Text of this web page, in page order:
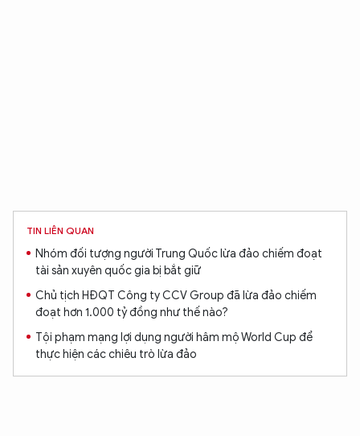
TIN LIÊN QUAN
Nhóm đối tượng người Trung Quốc lừa đảo chiếm đoạt
tài sản xuyên quốc gia bị bắt giữ
Chủ tịch HĐQT Công ty CCV Group đã lừa đảo chiếm
đoạt hơn 1.000 tỷ đồng như thế nào?
Tội phạm mạng lợi dụng người hâm mộ World Cup để
thực hiện các chiêu trò lừa đảo